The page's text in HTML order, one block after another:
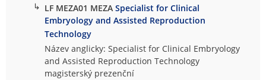
↳ LF MEZA01 MEZASpecialist for Clinical
Embryology and Assisted Reproduction
Technology
Název anglicky: Specialist for Clinical Embryology
and Assisted Reproduction Technology
magisterský prezenční